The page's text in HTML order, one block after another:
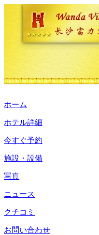
ホーム
ホテル詳細
今すぐ予約
施設・設備
写真
ニュース
クチコミ
お問い合わせ